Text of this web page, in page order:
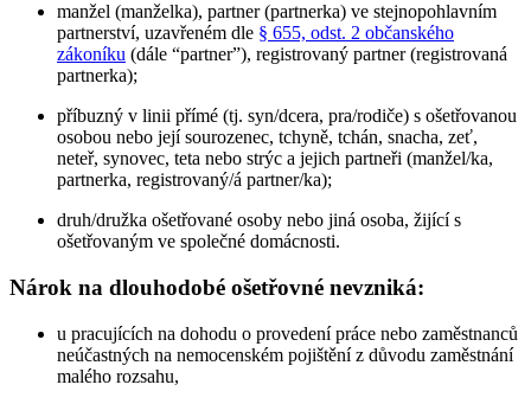
manžel (manželka), partner (partnerka) ve stejnopohlavním
partnerství, uzavřeném dle § 655, odst. 2 občanského
zákoníku (dále “partner”), registrovaný partner (registrovaná
partnerka);
příbuzný v linii přímé (tj. syn/dcera, pra/rodiče) s ošetřovanou
osobou nebo její sourozenec, tchyně, tchán, snacha, zeť,
neteř, synovec, teta nebo strýc a jejich partneři (manžel/ka,
partnerka, registrovaný/á partner/ka);
druh/družka ošetřované osoby nebo jiná osoba, žijící s
ošetřovaným ve společné domácnosti.
Nárok na dlouhodobé ošetřovné nevzniká:
u pracujících na dohodu o provedení práce nebo zaměstnanců
neúčastných na nemocenském pojištění z důvodu zaměstnání
malého rozsahu,